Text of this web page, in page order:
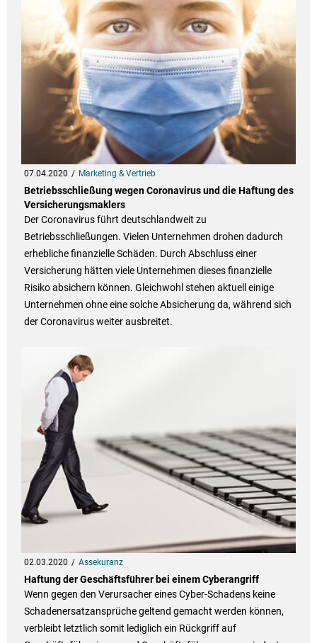
07.04.2020 Marketing & Vertrieb
Betriebsschließung wegen Coronavirus und die Haftung des
Versicherungsmaklers
Der Coronavirus führt deutschlandweit zu
Betriebsschließungen. Vielen Unternehmen drohen dadurch
erhebliche finanzielle Schäden. Durch Abschluss einer
Versicherung hätten viele Unternehmen dieses finanzielle
Risiko absichern können. Gleichwohl stehen aktuell einige
Unternehmen ohne eine solche Absicherung da, während sich
der Coronavirus weiter ausbreitet.
02.03.2020 Assekuranz
Haftung der Geschäftsführer bei einem Cyberangriff
Wenn gegen den Verursacher eines Cyber-Schadens keine
Schadenersatzansprüche geltend gemacht werden können,
verbleibt letztlich somit lediglich ein Rückgriff auf